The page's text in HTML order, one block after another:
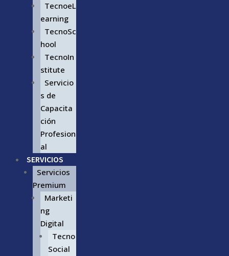
TecnoeL
earning
TecnoSc
hool
TecnoIn
stitute
Servicio
s de
Capacita
ción
Profesion
al
SERVICIOS
Servicios
Premium
Marketi
ng
Digital
Tecno
Social